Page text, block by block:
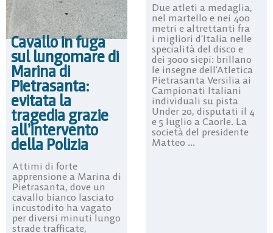
Cavallo in fuga
sul lungomare di
Marina di
Pietrasanta:
evitata la
tragedia grazie
all’intervento
della Polizia
Attimi di forte
apprensione a Marina di
Pietrasanta, dove un
cavallo bianco lasciato
incustodito ha vagato
per diversi minuti lungo
strade trafficate,
Due atleti a medaglia,
nel martello e nei 400
metri e altrettanti fra
i migliori d’Italia nelle
specialità del disco e
dei 3000 siepi: brillano
le insegne dell’Atletica
Pietrasanta Versilia ai
Campionati Italiani
individuali su pista
Under 20, disputati il 4
e 5 luglio a Caorle. La
società del presidente
Matteo ...